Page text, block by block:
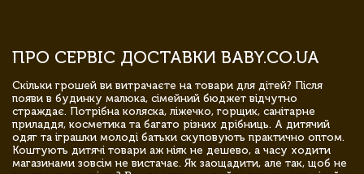
ПРО СЕРВІС ДОСТАВКИ BABY.CO.UA
Скільки грошей ви витрачаєте на товари для дітей? Після
появи в будинку малюка, сімейний бюджет відчутно
страждає. Потрібна коляска, ліжечко, горщик, санітарне
приладдя, косметика та багато різних дрібниць. А дитячий
одяг та іграшки молоді батьки скуповують практично оптом.
Коштують дитячі товари аж ніяк не дешево, а часу ходити
магазинами зовсім не вистачає. Як заощадити, але так, щоб не